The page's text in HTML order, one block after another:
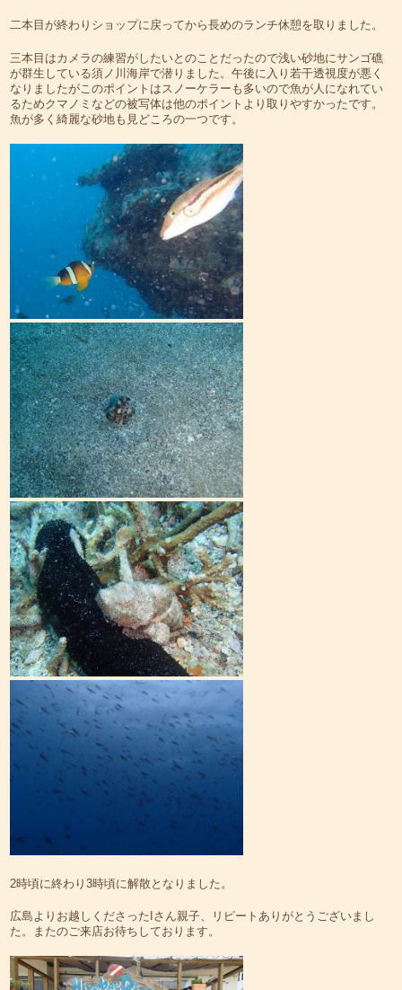
二本目が終わりショップに戻ってから長めのランチ休憩を取りました。
三本目はカメラの練習がしたいとのことだったので浅い砂地にサンゴ礁
が群生している須ノ川海岸で潜りました。午後に入り若干透視度が悪く
なりましたがこのポイントはスノーケラーも多いので魚が人になれてい
るためクマノミなどの被写体は他のポイントより取りやすかったです。
魚が多く綺麗な砂地も見どころの一つです。
2時頃に終わり3時頃に解散となりました。
広島よりお越しくださったIさん親子、リピートありがとうございまし
た。またのご来店お待ちしております。